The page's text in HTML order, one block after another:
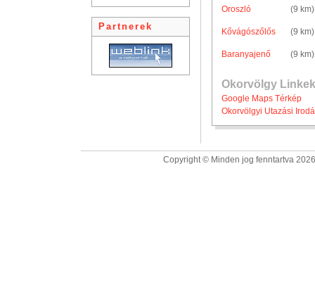
Partnerek
Oroszló (9 km)
Kővágószőlős (9 km)
Baranyajenő (9 km)
Okorvölgy
Google Maps Térkép
Okorvölgyi Utazási
Copyright © Minden jog fenntartva